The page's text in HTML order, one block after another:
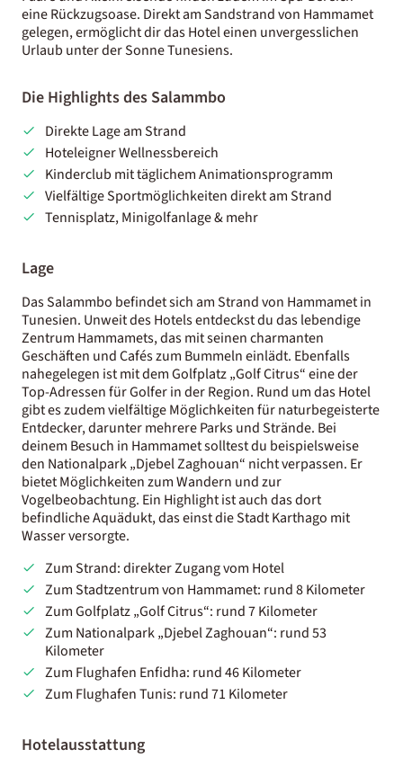
eine Rückzugsoase. Direkt am Sandstrand von Hammamet
gelegen, ermöglicht dir das Hotel einen unvergesslichen
Urlaub unter der Sonne Tunesiens.
Die Highlights des Salammbo
Direkte Lage am Strand
Hoteleigner Wellnessbereich
Kinderclub mit täglichem Animationsprogramm
Vielfältige Sportmöglichkeiten direkt am Strand
Tennisplatz, Minigolfanlage & mehr
Lage
Das Salammbo befindet sich am Strand von Hammamet in
Tunesien. Unweit des Hotels entdeckst du das lebendige
Zentrum Hammamets, das mit seinen charmanten
Geschäften und Cafés zum Bummeln einlädt. Ebenfalls
nahegelegen ist mit dem Golfplatz „Golf Citrus“ eine der
Top-Adressen für Golfer in der Region. Rund um das Hotel
gibt es zudem vielfältige Möglichkeiten für naturbegeisterte
Entdecker, darunter mehrere Parks und Strände. Bei
deinem Besuch in Hammamet solltest du beispielsweise
den Nationalpark „Djebel Zaghouan“ nicht verpassen. Er
bietet Möglichkeiten zum Wandern und zur
Vogelbeobachtung. Ein Highlight ist auch das dort
befindliche Aquädukt, das einst die Stadt Karthago mit
Wasser versorgte.
Zum Strand: direkter Zugang vom Hotel
Zum Stadtzentrum von Hammamet: rund 8 Kilometer
Zum Golfplatz „Golf Citrus“: rund 7 Kilometer
Zum Nationalpark „Djebel Zaghouan“: rund 53
Kilometer
Zum Flughafen Enfidha: rund 46 Kilometer
Zum Flughafen Tunis: rund 71 Kilometer
Hotelausstattung